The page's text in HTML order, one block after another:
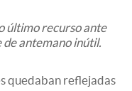
último recurso ante
de antemano inútil.
quedaban reflejadas